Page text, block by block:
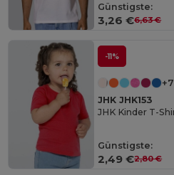
Günstigste:
3,26 €6,63 €
-11%
+7
JHK JHK153
Günstigste:
2,49 €2,80 €